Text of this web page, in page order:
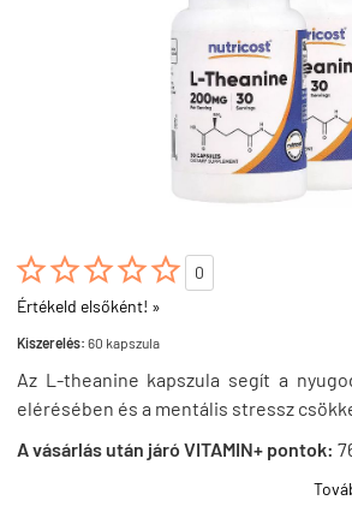

0
Értékeld elsőként! »
Kiszerelés: 60 kapszula
Az L-theanine kapszula segít a
elérésében és a mentális stressz
A vásárlás után járó VITAMIN+ pontok: